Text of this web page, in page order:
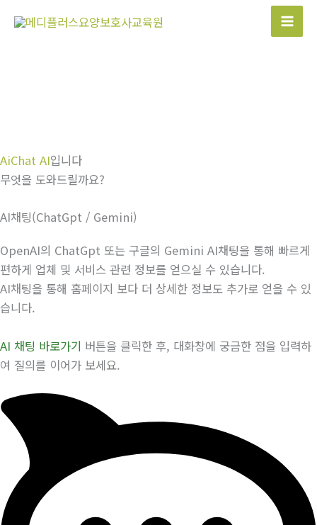
Main
AiChat AI입니다
무엇을 도와드릴까요?
AI채팅(ChatGpt / Gemini)
OpenAI의 ChatGpt 또는 구글의 Gemini AI채팅을 통해 빠르게
편하게 업체 및 서비스 관련 정보를 얻으실 수 있습니다.
AI채팅을 통해 홈페이지 보다 더 상세한 정보도 추가로 얻을 수 있
습니다.
AI 채팅 바로가기 버튼을 클릭한 후, 대화창에 궁금한 점을 입력하
여 질의를 이어가 보세요.